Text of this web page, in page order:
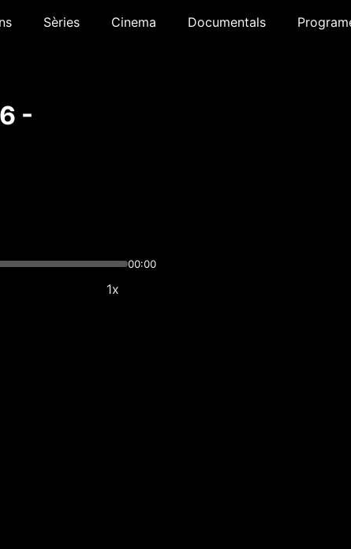
Sèries Cinema Documentals
-
00:00
1x